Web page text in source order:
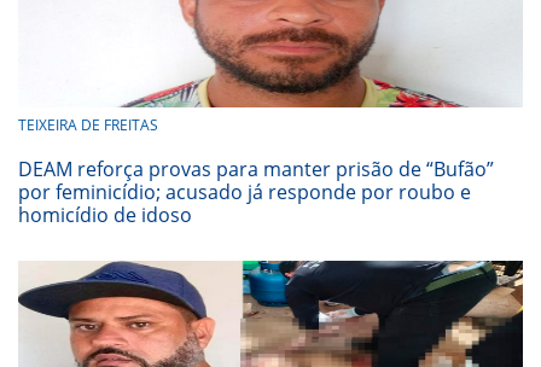
TEIXEIRA DE FREITAS
DEAM reforça provas para manter prisão de “Bufão”
por feminicídio; acusado já responde por roubo e
homicídio de idoso